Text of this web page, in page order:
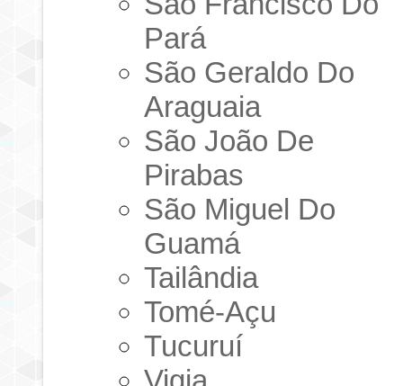
Pará
São Geraldo Do
Araguaia
São João De
Pirabas
São Miguel Do
Guamá
Tailândia
Tomé-Açu
Tucuruí